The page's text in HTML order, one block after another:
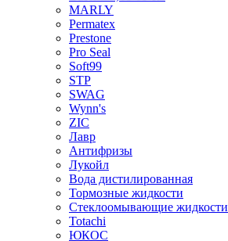
MARLY
Permatex
Prestone
Pro Seal
Soft99
STP
SWAG
Wynn's
ZIC
Лавр
Антифризы
Лукойл
Вода дистилированная
Тормозные жидкости
Стеклоомывающие жидкости
Totachi
ЮКОС